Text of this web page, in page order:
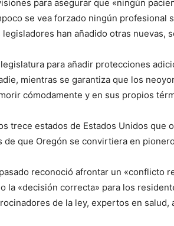
para asegurar que «ningún
se vea forzado ningún profesional
han añadido otras nuevas,
para añadir protecciones
mientras se garantiza que los
cómodamente y en sus propios
trece estados de Estados Unidos que
de que Oregón se convirtiera en
reconoció afrontar un «conflicto
la «decisión correcta» para los
de la ley, expertos en salud,